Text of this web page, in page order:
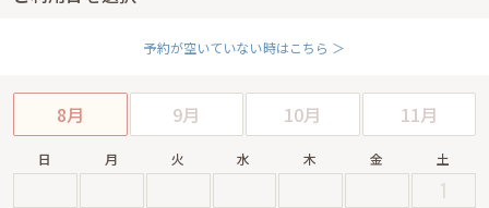
予約が空いていない時はこちら ＞
8月 9月 10月 11月
日 月 火 水 木 金 土
1